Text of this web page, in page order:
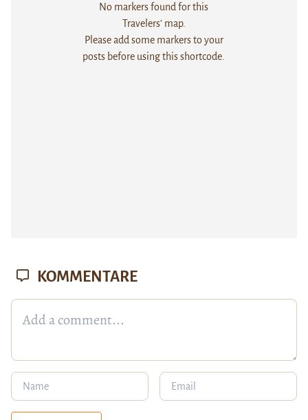
No markers found for this
Travelers' map.
Please add some markers to your
posts before using this shortcode.
KOMMENTARE